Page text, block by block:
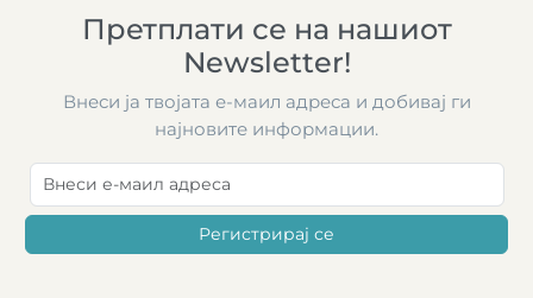
Претплати се на нашиот
Newsletter!
Внеси ја твојата е-маил адреса и добивај ги
најновите информации.
Регистрирај се